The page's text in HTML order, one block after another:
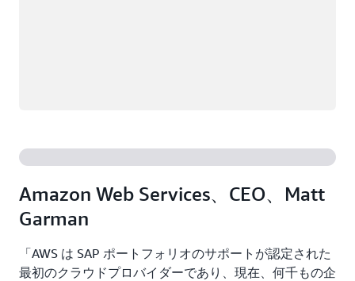
Amazon Web Services、CEO、Matt
Garman
「AWS は SAP ポートフォリオのサポートが認定された
最初のクラウドプロバイダーであり、現在、何千もの企